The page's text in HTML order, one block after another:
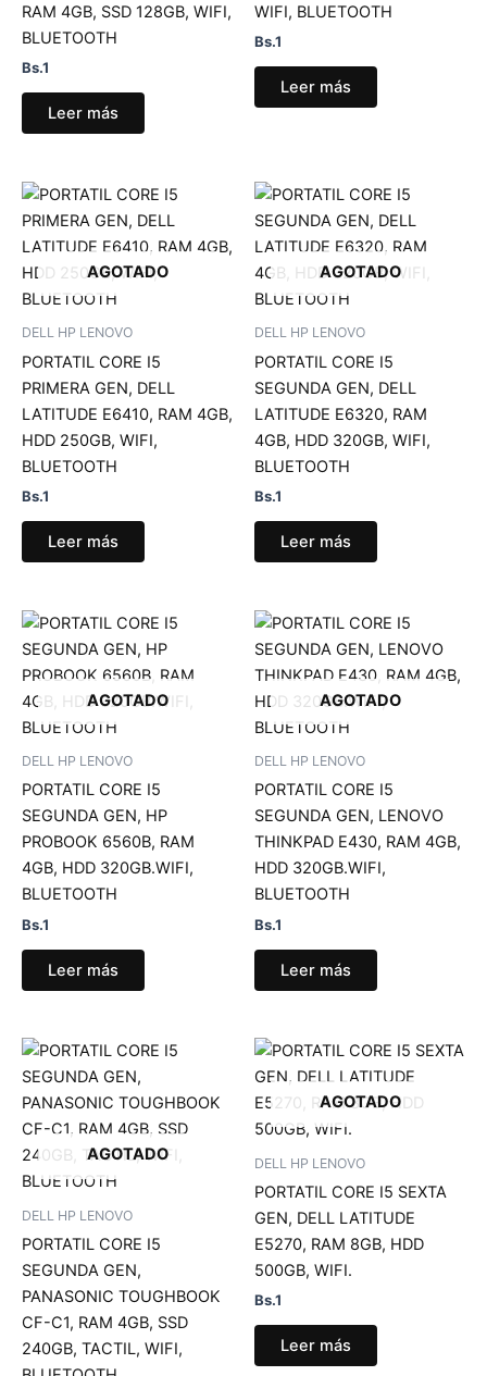
RAM 4GB, SSD 128GB, WIFI,
BLUETOOTH
Bs.1
Leer más
WIFI, BLUETOOTH
Bs.1
Leer más
AGOTADO
DELL HP LENOVO
PORTATIL CORE I5
PRIMERA GEN, DELL
LATITUDE E6410, RAM 4GB,
HDD 250GB, WIFI,
BLUETOOTH
Bs.1
Leer más
AGOTADO
DELL HP LENOVO
PORTATIL CORE I5
SEGUNDA GEN, DELL
LATITUDE E6320, RAM
4GB, HDD 320GB, WIFI,
BLUETOOTH
Bs.1
Leer más
AGOTADO
DELL HP LENOVO
PORTATIL CORE I5
SEGUNDA GEN, HP
PROBOOK 6560B, RAM
4GB, HDD 320GB.WIFI,
BLUETOOTH
Bs.1
Leer más
AGOTADO
DELL HP LENOVO
PORTATIL CORE I5
SEGUNDA GEN, LENOVO
THINKPAD E430, RAM 4GB,
HDD 320GB.WIFI,
BLUETOOTH
Bs.1
Leer más
AGOTADO
DELL HP LENOVO
PORTATIL CORE I5
SEGUNDA GEN,
PANASONIC TOUGHBOOK
CF-C1, RAM 4GB, SSD
240GB, TACTIL, WIFI,
AGOTADO
DELL HP LENOVO
PORTATIL CORE I5 SEXTA
GEN, DELL LATITUDE
E5270, RAM 8GB, HDD
500GB, WIFI.
Bs.1
Leer más